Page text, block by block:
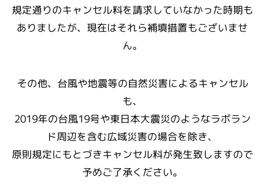
規定通りのキャンセル料を請求していなかった時期も
ありましたが、現在はそれら補填措置もございませ
ん。
その他、台風や地震等の自然災害によるキャンセル
も、
2019年の台風19号や東日本大震災のようなラボラン
ド周辺を含む広域災害の場合を除き、
原則規定にもとづきキャンセル料が発生致しますので
予めご了承ください。